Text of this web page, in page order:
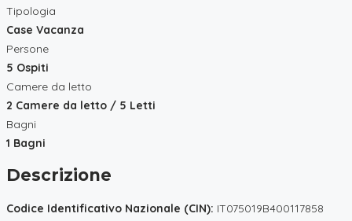
Tipologia
Case Vacanza
Persone
5 Ospiti
Camere da letto
2 Camere da letto / 5 Letti
Bagni
1 Bagni
Descrizione
Codice Identificativo Nazionale (CIN): IT075019B400117858